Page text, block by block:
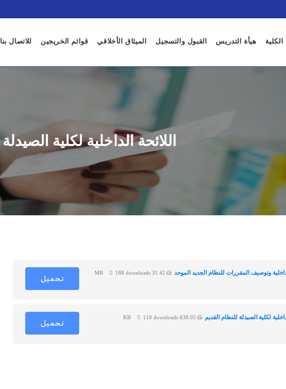
هيأة التدريس القبول والتسجيل الميثاق الأخلاقي قوائم الخريجين للاتصال بنا
اللائحة الداخلية لكلية الصيدلة
وتوصيف المقررات للنظام الجديد الموحد 188 downloads
تحميل
لكلية الصيدلة للنظام القديم 110 downloads
تحميل